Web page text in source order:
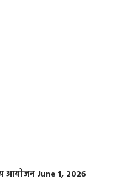
आयोजन June 1, 2026